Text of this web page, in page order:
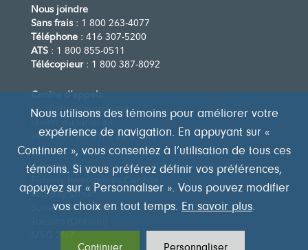
Nous joindre
Sans frais: 1 800 263-4077
Téléphone : 416 307-5200
ATS : 1 800 855-0511
Télécopieur: 1 800 387-8092
Centre d’appels
Le centre d’appels est
vendredi, de 8 h à 20 h (HE)
Adresse
Fidelity Investments Canada
483 Bay Street
Suite 300
M5G 2N7
Nous utilisons des témoins pour améliorer votre
expérience de navigation. En appuyant sur «
Continuer », vous consentez à l’utilisation de tous ces
témoins. Si vous préférez définir vos préférences,
appuyez sur « Personnaliser ». Vous pouvez modifier
vos choix en tout temps. En savoir plus.